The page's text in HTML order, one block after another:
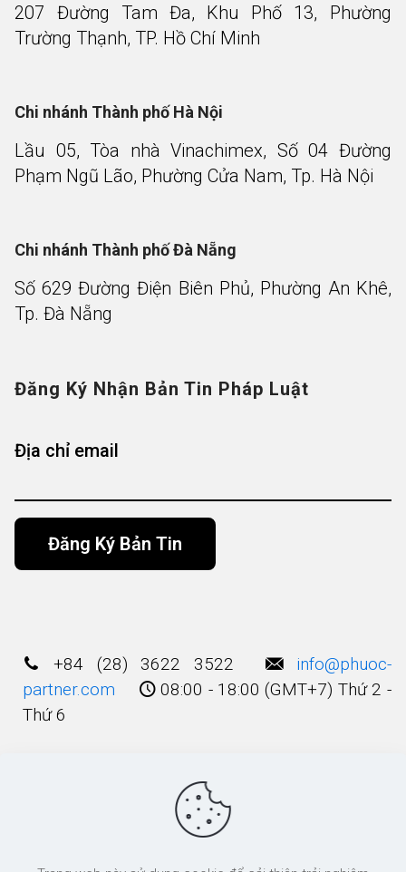
207 Đường Tam Đa, Khu Phố 13, Phường
Trường Thạnh, TP. Hồ Chí Minh
Chi nhánh Thành phố Hà Nội
Lầu 05, Tòa nhà Vinachimex, Số 04 Đường
Phạm Ngũ Lão, Phường Cửa Nam, Tp. Hà Nội
Chi nhánh Thành phố Đà Nẵng
Số 629 Đường Điện Biên Phủ, Phường An Khê,
Tp. Đà Nẵng
Đăng Ký Nhận Bản Tin Pháp Luật
Địa chỉ email
+84 (28) 3622 3522
info@phuoc-
partner.com
08:00 - 18:00 (GMT+7) Thứ 2 -
Thứ 6
© 2003 - 2025 Bản quyền thuộc về Công Ty